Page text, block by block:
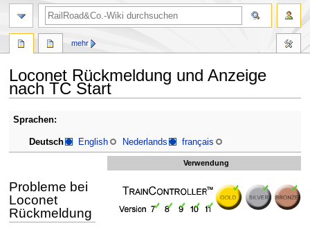
Loconet Rückmeldung und Anzeige
nach TC Start
Zur
springen
Zur
springen
Sprachen:
Deutsch English Nederlands français
Verwendung
Probleme bei
Loconet
Rückmeldung
mehr
Suche